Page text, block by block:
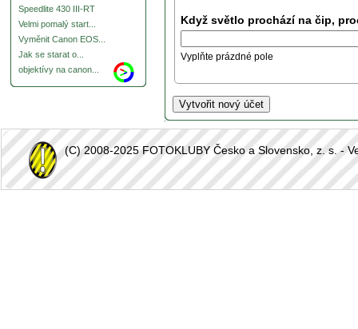
Speedlite 430 III-RT
Velmi pomalý start...
Vyměnit Canon EOS...
Jak se starat o...
objektívy na canon...
Když světlo prochází na čip,
Vyplňte prázdné pole
(C) 2008-2025 FOTOKLUBY Česko a Slovensko, z. s. -